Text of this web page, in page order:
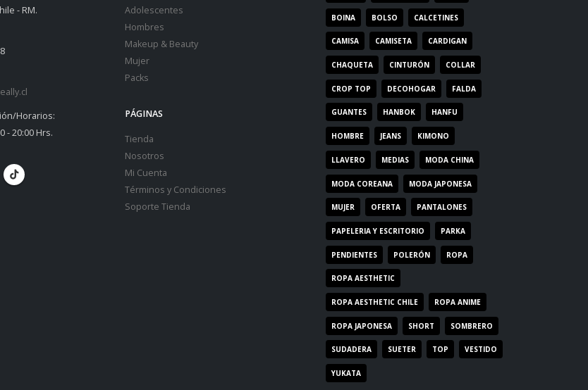
- RM.
Horarios:
- 20:00 Hrs.
Adolescentes
Hombres
Makeup & Beauty
Mujer
Packs
PÁGINAS
Tienda
Nosotros
Mi Cuenta
Términos y Condiciones
Soporte Tienda
BOINA BOLSO CALCETINES
CAMISA CAMISETA CARDIGAN
CHAQUETA CINTURÓN COLLAR
CROP TOP DECOHOGAR FALDA
GUANTES HANBOK HANFU
HOMBRE JEANS KIMONO
LLAVERO MEDIAS MODA CHINA
MODA COREANA MODA JAPONESA
MUJER OFERTA PANTALONES
PAPELERIA Y ESCRITORIO PARKA
PENDIENTES POLERÓN ROPA
ROPA AESTHETIC
ROPA AESTHETIC CHILE ROPA ANIME
ROPA JAPONESA SHORT SOMBRERO
SUDADERA SUETER TOP VESTIDO
YUKATA